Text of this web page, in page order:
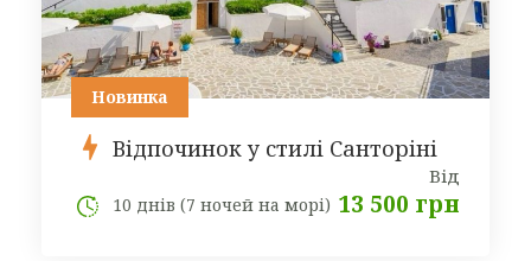
Новинка
Відпочинок у стилі Санторіні
Від
13 500 грн
10 днів (7 ночей на морі)